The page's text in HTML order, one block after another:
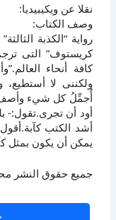
نقلا عن ويكيبيديا:
وصف الكتاب:
رواية “الكذبة
كريستوف” التى
كافة أنحاء
ولكننى لا أستطيع،
أُجمِّلُ كل شيء وأصف
أود أن تجرى.تقول:-
أشد الكتب
يمكن أن يكون بمثل
جميع حقوق النشر